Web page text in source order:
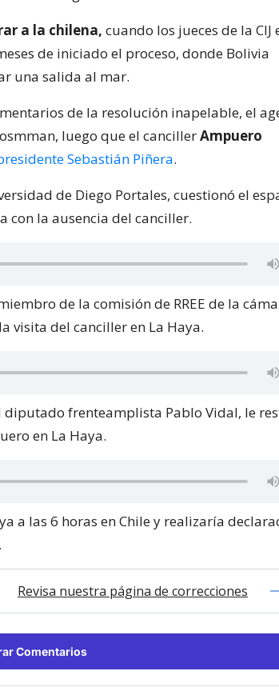
a la chilena, cuando los jueces de la CIJ
de iniciado el proceso, donde Bolivia
una salida al mar.
de la resolución inapelable, el
luego que el cancillerAmpuero
Sebastián Piñera.
de Diego Portales, cuestionó el
con la ausencia del canciller.
de la comisión de RREE de la
visita del canciller en La Haya.
diputado frenteamplista Pablo Vidal, le
en La Haya.
a las 6 horas en Chile y realizaría
Revisa nuestra página de correcciones
Comentarios